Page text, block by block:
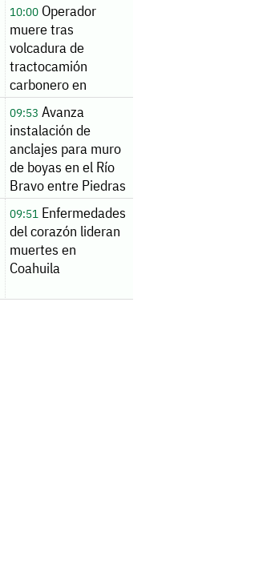
10:00Operador
muere tras
volcadura de
tractocamión
carbonero en
Autopista Premier
09:53 Avanza
instalación de
anclajes para muro
de boyas en el Río
Bravo entre Piedras
Negras y Eagle Pass
09:51Enfermedades
del corazón lideran
muertes en
Coahuila